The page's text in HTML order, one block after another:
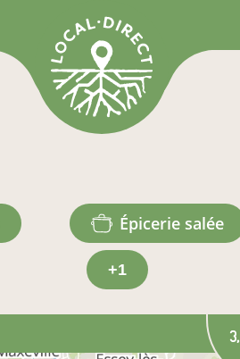
épicerie salée
+1